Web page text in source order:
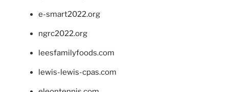
e-smart2022.org
ngrc2022.org
leesfamilyfoods.com
lewis-lewis-cpas.com